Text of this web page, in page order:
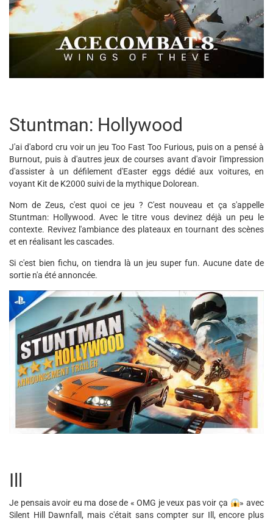
Stuntman: Hollywood
J'ai d'abord cru voir un jeu Too Fast Too Furious, puis on a pensé à
Burnout, puis à d'autres jeux de courses avant d'avoir l'impression
d'assister à un défilement d'Easter eggs dédié aux voitures, en
voyant Kit de K2000 suivi de la mythique Dolorean.
Nom de Zeus, c'est quoi ce jeu ? C'est nouveau et ça s'appelle
Stuntman: Hollywood. Avec le titre vous devinez déjà un peu le
contexte. Revivez l'ambiance des plateaux en tournant des scènes
et en réalisant les cascades.
Si c'est bien fichu, on tiendra là un jeu super fun. Aucune date de
sortie n'a été annoncée.
Ill
Je pensais avoir eu ma dose de « OMG je veux pas voir ça
» avec
Silent Hill Dawnfall, mais c'était sans compter sur Ill, encore plus